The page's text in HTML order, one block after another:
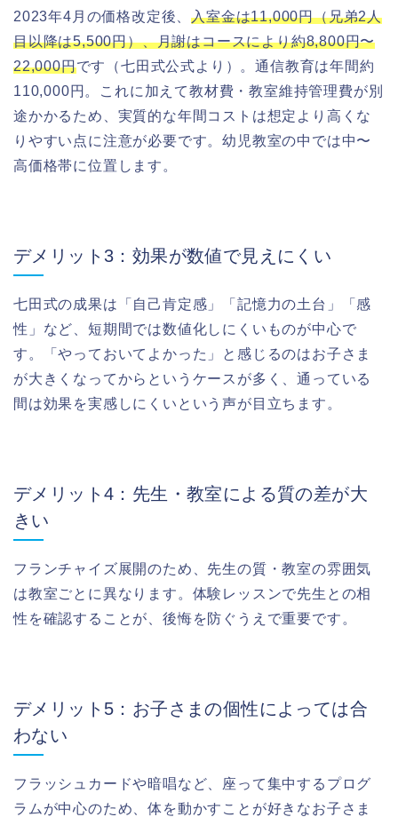
2023年4月の価格改定後、入室金は11,000円（兄弟2人
目以降は5,500円）、月謝はコースにより約8,800円〜
22,000円です（七田式公式より）。通信教育は年間約
110,000円。これに加えて教材費・教室維持管理費が別
途かかるため、実質的な年間コストは想定より高くな
りやすい点に注意が必要です。幼児教室の中では中〜
高価格帯に位置します。
デメリット3：効果が数値で見えにくい
七田式の成果は「自己肯定感」「記憶力の土台」「感
性」など、短期間では数値化しにくいものが中心で
す。「やっておいてよかった」と感じるのはお子さま
が大きくなってからというケースが多く、通っている
間は効果を実感しにくいという声が目立ちます。
デメリット4：先生・教室による質の差が大
きい
フランチャイズ展開のため、先生の質・教室の雰囲気
は教室ごとに異なります。体験レッスンで先生との相
性を確認することが、後悔を防ぐうえで重要です。
デメリット5：お子さまの個性によっては合
わない
フラッシュカードや暗唱など、座って集中するプログ
ラムが中心のため、体を動かすことが好きなお子さま